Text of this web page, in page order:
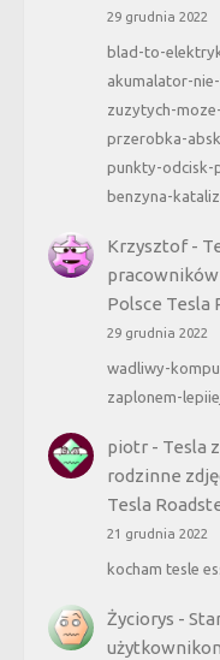
29 grudnia 2022
blad-to-
akumalator-
zuzytych-
przerobka-
punkty-odcisk-
benzyna-
Krzysztof-
Polsce Tesla
29 grudnia 2022
wadliwy-
zaplonem-
piotr- Tesla
rodzinne
Tesla
21 grudnia 2022
kocham tesle
Życiorys -